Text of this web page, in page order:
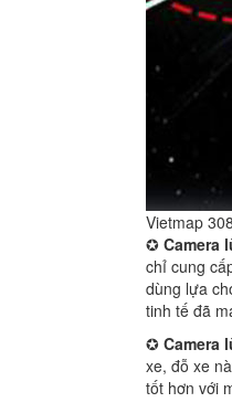
Vietmap
✪ Camera
chỉ cung
dùng lựa
tinh tế đã
✪ Camera
xe, đỗ xe
tốt hơn với